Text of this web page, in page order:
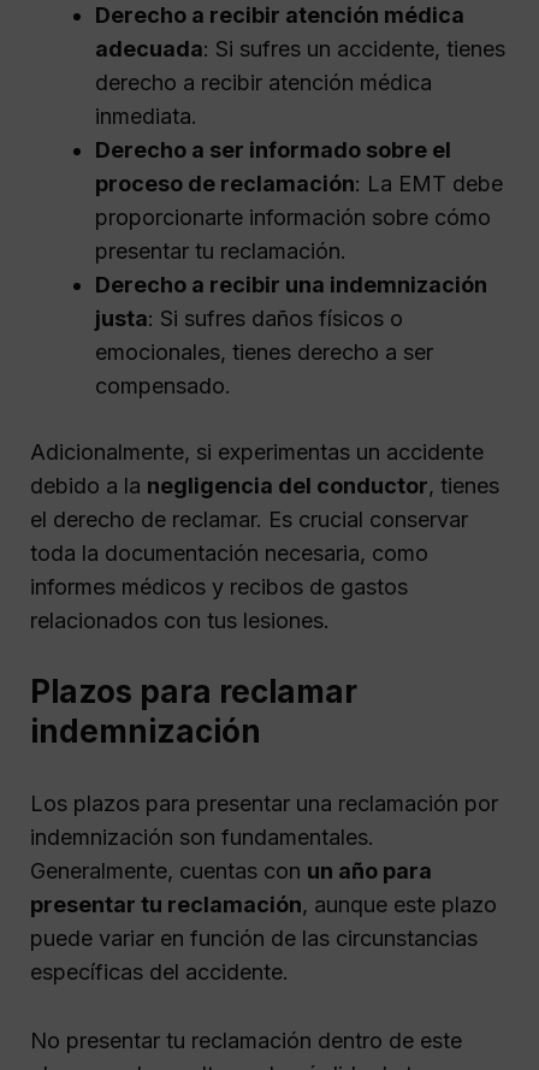
Derecho a recibir atención médica
adecuada: Si sufres un accidente, tienes
derecho a recibir atención médica
inmediata.
Derecho a ser informado sobre el
proceso de reclamación: La EMT debe
proporcionarte información sobre cómo
presentar tu reclamación.
Derecho a recibir una indemnización
justa: Si sufres daños físicos o
emocionales, tienes derecho a ser
compensado.
Adicionalmente, si experimentas un accidente
debido a la negligencia del conductor, tienes
el derecho de reclamar. Es crucial conservar
toda la documentación necesaria, como
informes médicos y recibos de gastos
relacionados con tus lesiones.
Plazos para reclamar
indemnización
Los plazos para presentar una reclamación por
indemnización son fundamentales.
Generalmente, cuentas con un año para
presentar tu reclamación, aunque este plazo
puede variar en función de las circunstancias
específicas del accidente.
No presentar tu reclamación dentro de este